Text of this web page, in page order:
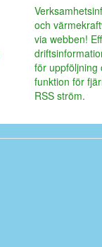
och
via webben!
för uppföljning
funktion för
RSS ström.